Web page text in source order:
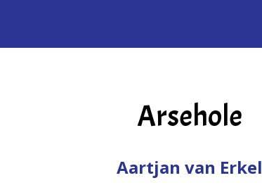
Arsehole
Aartjan van Erkel